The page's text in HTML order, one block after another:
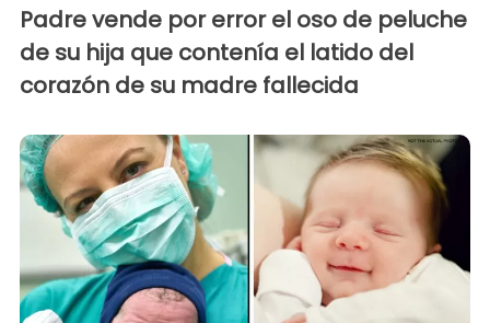
Padre vende por error el oso de peluche
de su hija que contenía el latido del
corazón de su madre fallecida